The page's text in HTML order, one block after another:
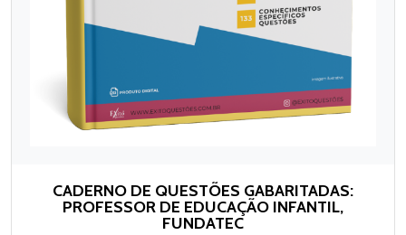
CADERNO DE QUESTÕES GABARITADAS:
PROFESSOR DE EDUCAÇÃO INFANTIL,
FUNDATEC